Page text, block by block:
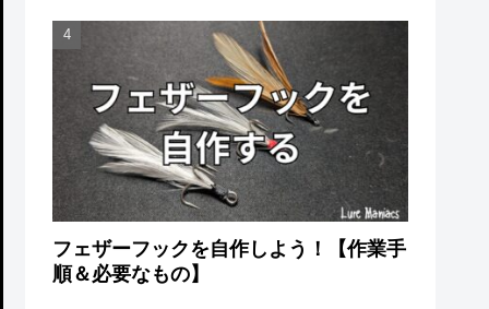
フェザーフックを自作しよう！【作業手
順＆必要なもの】